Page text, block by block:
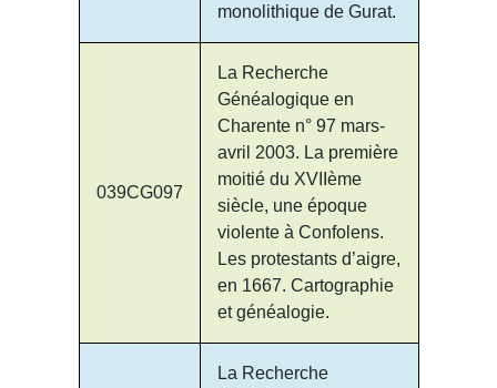
monolithique de Gurat.
039CG097
La Recherche
Généalogique en
Charente n° 97 mars-
avril 2003. La première
moitié du XVIIème
siècle, une époque
violente à Confolens.
Les protestants d’aigre,
en 1667. Cartographie
et généalogie.
La Recherche